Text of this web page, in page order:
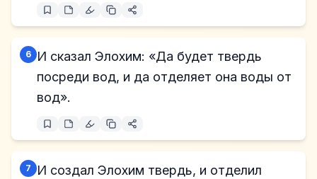
6
И сказал Элохим: «Да будет твердь
посреди вод, и да отделяет она воды от
вод».
7
И создал Элохим твердь, и отделил